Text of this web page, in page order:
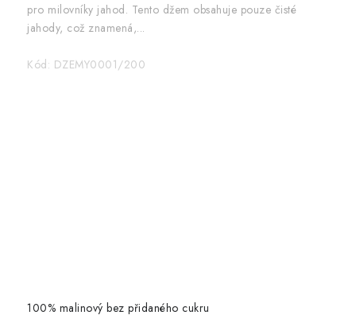
pro milovníky jahod. Tento džem obsahuje pouze čisté
jahody, což znamená,...
Kód: DZEMY0001/200
100% malinový bez přidaného cukru